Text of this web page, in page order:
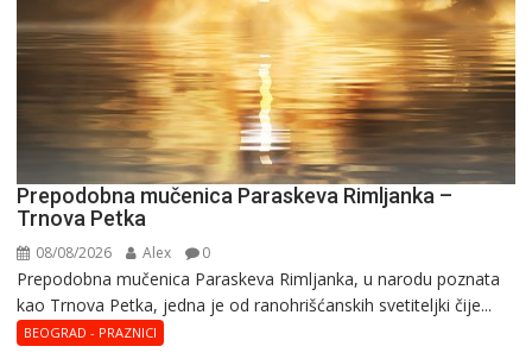
Prepodobna mučenica Paraskeva Rimljanka –
Trnova Petka
08/08/2026 Alex 0
Prepodobna mučenica Paraskeva Rimljanka, u narodu poznata
kao Trnova Petka, jedna je od ranohrišćanskih svetiteljki čije...
BEOGRAD - PRAZNICI